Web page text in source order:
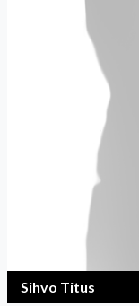
Sihvo Titus